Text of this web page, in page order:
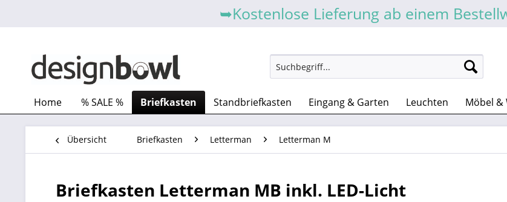
➥Kostenlose Lieferung ab einem
Home % SALE % Briefkasten Standbriefkasten Eingang & Garten Leuchten Möbel &
Übersicht Briefkasten Letterman Letterman M
Briefkasten Letterman MB inkl. LED-Licht